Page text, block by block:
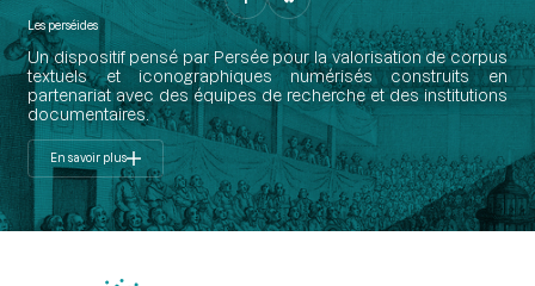
Les perséides
Un dispositif pensé par Persée pour la valorisation de corpus
textuels et iconographiques numérisés construits en
partenariat avec des équipes de recherche et des institutions
documentaires.
En savoir plus